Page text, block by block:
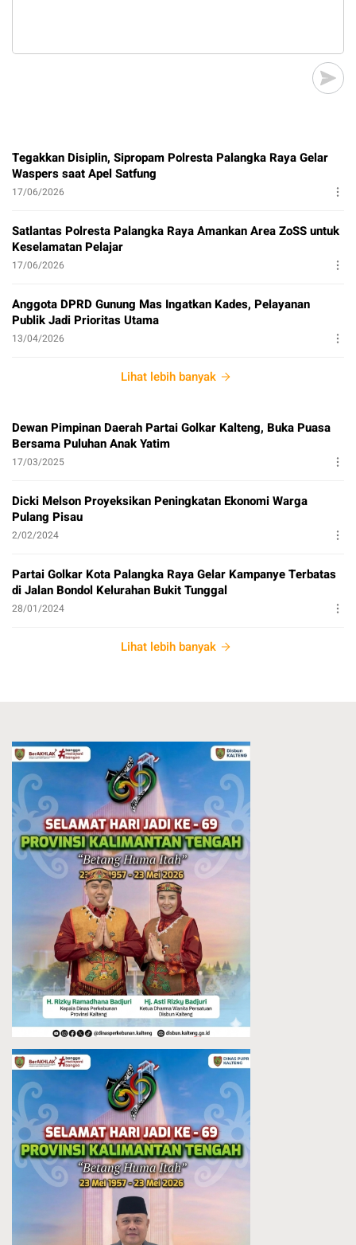
Tegakkan Disiplin, Sipropam Polresta Palangka Raya Gelar
Waspers saat Apel Satfung
17/06/2026
Satlantas Polresta Palangka Raya Amankan Area ZoSS untuk
Keselamatan Pelajar
17/06/2026
Anggota DPRD Gunung Mas Ingatkan Kades, Pelayanan
Publik Jadi Prioritas Utama
13/04/2026
Lihat lebih banyak
Dewan Pimpinan Daerah Partai Golkar Kalteng, Buka Puasa
Bersama Puluhan Anak Yatim
17/03/2025
Dicki Melson Proyeksikan Peningkatan Ekonomi Warga
Pulang Pisau
2/02/2024
Partai Golkar Kota Palangka Raya Gelar Kampanye Terbatas
di Jalan Bondol Kelurahan Bukit Tunggal
28/01/2024
Lihat lebih banyak